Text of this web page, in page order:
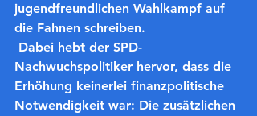
jugendfreundlichen Wahlkampf auf
die Fahnen schreiben.
Nachwuchspolitiker hervor, dass die
Erhöhung keinerlei finanzpolitische
Notwendigkeit war: Die zusätzlichen